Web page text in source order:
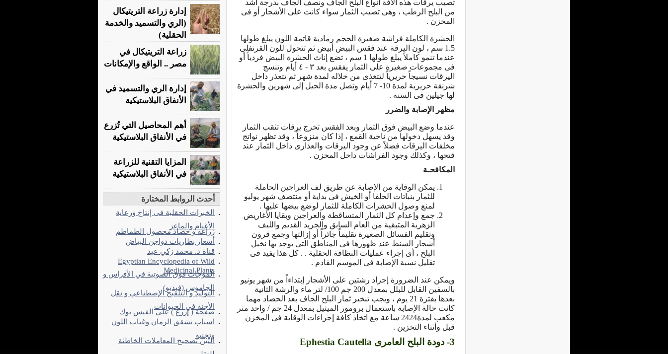
تصيب يرقات هذه الآفة أنواع البلح الجاف ونصف الجاف بدرجة أشد
من البلح الرطب ، وهى تصيب الثمار سواء كانت على الأشجار أو فى
المخزن .
الحشرة الكاملة فراشة صغيرة الحجم رمادية قاتمة اللون يبلغ طولها
1.5 سم ، لون اليرقة عند فقس البيض أبيض ثم تتحول للون القرنفلى
عندما تنمو كاملاً يبلغ طولها 1 سم ، تضع إناث الحشرة البيض فردياً أو
فى مجموعات صغيرة على الثمار يفقس بعد ٣ - ٤ أيام وتنسج
اليرقات نسيجاً حريرياً لتتغذى من خلاله لمدة شهر ثم تتعذر داخل
شرنقة حريرية لمدة 10- 7 أيام وتصل مدة الجيل إلى شهرين والحشرة
لها جيلين فى السنة .
مظهر الإصابة والضرر
عندما وضع البيض فوق الثمار وبعد الفقس تخرج يرقات تثقب الثمار
وقد يسهل دخولها من ناحية القمع ، إذا كان منزوعاً ، وقد تظهر نواتج
مخلفات اليرقات فضلاً عن وجود اليرقات والعذارى داخل الثمار عند
فتحها ، وكذلك وجود الفراشات داخل المخزن .
المكافحـة
يمكن الوقاية من الإصابة عن طريق لف العراجين الحاملة
للثمار بنباتات الحلفا أو الخيش فى بداية أو منتصف شهر يوليو
لمنع وصول الحشرات الكاملة للثمار لوضع بيضها عليها .
جمع وإعدام كل الثمار المتساقطة والعراجين وبقايا الأغاريض
الزهرية المتبقية من العام السابق والجريد القديم والليف
وتقليم الفسائل الصغيرة تقليماً جائراً أو إزالتها وجمع قرون
أشجار السنط عند ظهورها فى المناطق التى يوجد بها نخيل
البلح ، أى إجراء عمليات النظافة الحقلية . . كل هذا يفيد فى
تقليل نسبة الإصابة فى الموسم القادم .
ويمكن عند الضرورة إجراد رشتين على الأشجار إبتداءاً من شهر يونيو
بالسفين القابل للبلل بمعدل 200 جم 100/ لتر ماء والرشة الثانية
بعدها بفترة 21 يوم ، ويجب تبخير ثمار البلح الجاف بعد الحصاد مهما
كانت حالة الإصابة باستعمال برومور الميثيل بمعدل 24 جم / واحد متر
مكعب لمدة2424 ساعة مع اتخاذ كافة إجراءات الوقاية فى المخزن
قبل وأثناء التخزين .
3- دودة البلح العامرى Ephestia Cautella
إدارة زراعة التريتيكال
(الري والتسميد والخدمة
الحقلية)
زراعة التريتيكال في
مصر .. الواقع والإمكانات
إدارة الري والتسميد في
الأنفاق البلاستيكية
أهم المحاصيل التي تُزرع
في الأنفاق البلاستيكية
المزايا التقنية للزراعة
في الأنفاق البلاستيكية
أحدث الروابط المختارة
الخبرات الحقلية فى إنتاج ورعاية
الأغنام والماعز
زراعه و حصاد محصول الطماطم
أسعار بطاريات دواجن البياض
قناة د. محمد زكي عيد
Egyptian Encyclopedia of Wild
الموجات فوق الصوتية في الأفراس و
الجاموس (فيديو)
التوليد و التلقيح الإصطناعي و نقل
الأجنة في الحيوانات
صفحة ( إزرع ) علي الفيس بوك
اسباب تشقق الرمان وغياب اللون
التين تصحيح المعاملات الخاطئة
للتقليم